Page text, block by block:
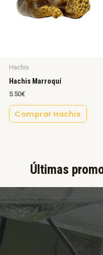
Hachis
Hachis Marroquí
5.50€
Comprar Hachis
Últimas